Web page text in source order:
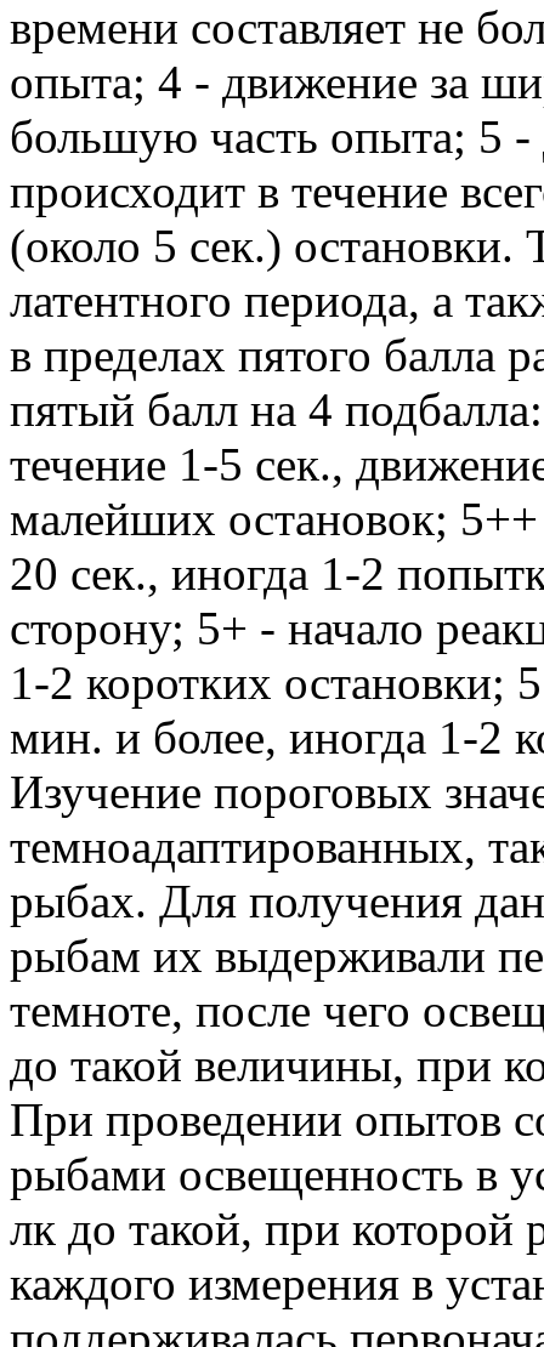
времени составляет не
опыта; 4 - движение за
большую часть опыта; 5
происходит в течение
(около 5 сек.) остановки.
латентного периода, а
в пределах пятого балла
пятый балл на 4
течение 1-5 сек.,
малейших остановок;
20 сек., иногда 1-2
сторону; 5+ - начало
1-2 коротких остановки;
мин. и более, иногда 1-2
Изучение пороговых
темноадаптированных,
рыбах. Для получения
рыбам их выдерживали
темноте, после чего
до такой величины, при
При проведении опытов
рыбами освещенность в
лк до такой, при которой
каждого измерения в